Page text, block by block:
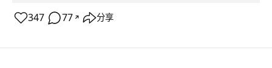
347 77 ↗ 分享